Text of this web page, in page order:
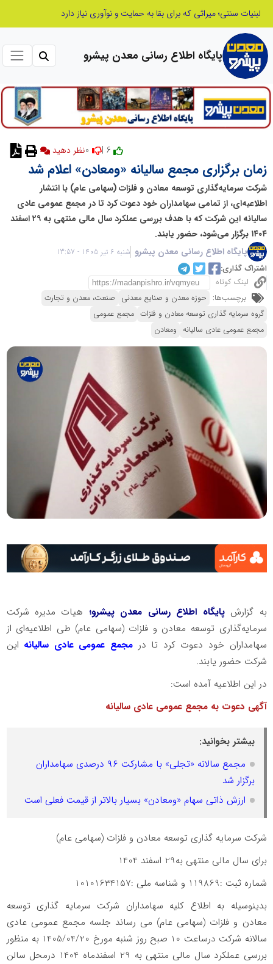
پایگاه اطلاع رسانی معدن پیشرو
زمان برگزاری مجمع سالیانه «ومعادن» اعلام شد
شرکت سرمایه‌گذاری توسعه معادن و فلزات (سهامی عام) با انتشار
اطلاعیه‌ای، از تمامی سهامداران خود دعوت کرد تا در مجمع عمومی عادی
سالیانه این شرکت که با هدف بررسی عملکرد سال مالی منتهی به ۲۹ اسفند
۱۴۰۴ برگزار می‌شود، حضور یابند.
پایگاه اطلاع رسانی معدن پیشرو شنبه 6 تیر 1405 - 13:57
اشتراک گذاری:
لینک کوتاه
برچسب‌ها: حوزه معدن و صنایع معدنی صنعت، معدن و تجارت
گروه سرمایه گذاری توسعه معادن و فلزات مجمع عمومی
مجمع عمومی عادی سالیانه ومعادن
به گزارش پایگاه اطلاع رسانی معدن پیشرو؛ هیات مدیره شرکت
سرمایه‌گذاری توسعه معادن و فلزات (سهامی عام) طی اطلاعیه‌ای از
سهامداران خود دعوت کرد تا در مجمع عمومی عادی سالیانه این
شرکت حضور یابند.
در این اطلاعیه آمده است:
آگهی دعوت به مجمع عمومی عادی سالیانه
بیشتر بخوانید:
مجمع سالانه «تجلی» با مشارکت ۹۶ درصدی سهامداران
برگزار شد
ارزش ذاتی سهام «ومعادن» بسیار بالاتر از قیمت فعلی است
شرکت سرمایه گذاری توسعه معادن و فلزات (سهامی عام)
برای سال مالی منتهی به29 اسفند 1404
شماره ثبت :119869 و شناسه ملی :10101634157
بدینوسیله به اطلاع کلیه سهامداران شرکت سرمایه گذاری توسعه
معادن و فلزات (سهامی عام) می رساند جلسه مجمع عمومی عادی
سالانه شرکت درساعت 10 صبح روز شنبه مورخ 1405/04/20 به منظور
بررسی عملکرد سال مالی منتهی به 29 اسفندماه 1404 درمحل سالن